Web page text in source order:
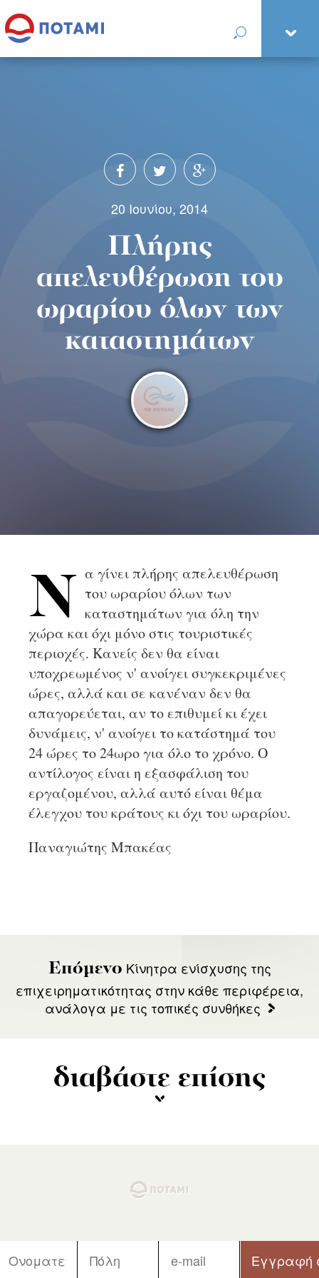
20 Ιουνίου, 2014
Πλήρης
απελευθέρωση του
ωραρίου όλων των
καταστημάτων
Ν
α γίνει πλήρης απελευθέρωση
του ωραρίου όλων των
καταστημάτων για όλη την
χώρα και όχι μόνο στις τουριστικές
περιοχές. Κανείς δεν θα είναι
υποχρεωμένος ν' ανοίγει συγκεκριμένες
ώρες, αλλά και σε κανέναν δεν θα
απαγορεύεται, αν το επιθυμεί κι έχει
δυνάμεις, ν' ανοίγει το κατάστημά του
24 ώρες το 24ωρο για όλο το χρόνο. Ο
αντίλογος είναι η εξασφάλιση του
εργαζομένου, αλλά αυτό είναι θέμα
έλεγχου του κράτους κι όχι του ωραρίου.
Παναγιώτης Μπακέας
Επόμενο Κίνητρα ενίσχυσης της
επιχειρηματικότητας στην κάθε περιφέρεια,
ανάλογα με τις τοπικές συνθήκες
διαβάστε επίσης